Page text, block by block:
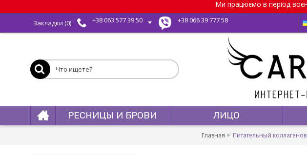
Ми працюємо в період
Закладки (0) +38 063 577 39 50 +38 066 39 777 58
РЕСНИЦЫ И БРОВИ ЛИЦО
Главная Питательный